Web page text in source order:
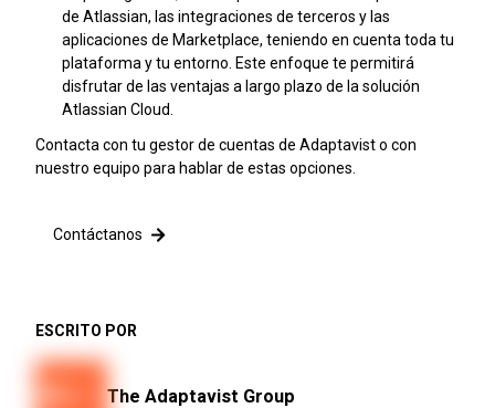
de Atlassian, las integraciones de terceros y las
aplicaciones de Marketplace, teniendo en cuenta toda tu
plataforma y tu entorno. Este enfoque te permitirá
disfrutar de las ventajas a largo plazo de la solución
Atlassian Cloud.
Contacta con tu gestor de cuentas de Adaptavist o con
nuestro equipo para hablar de estas opciones.
Contáctanos
ESCRITO POR
The Adaptavist Group